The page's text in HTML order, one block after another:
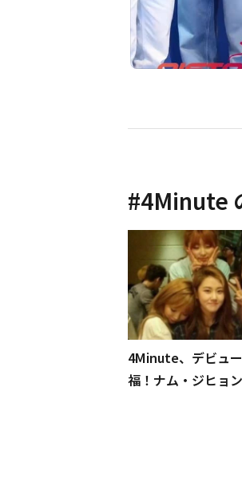
#4Minute
4Minute、デビュ
福！ナム・ジヒョ